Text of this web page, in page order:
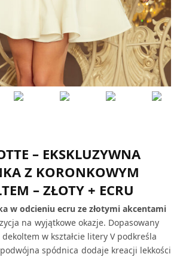
– EKSKLUZYWNA
Z KORONKOWYM
– ZŁOTY + ECRU
w odcieniu ecru ze złotymi akcentami
na wyjątkowe okazje. Dopasowany
w kształcie litery V podkreśla
spódnica dodaje kreacji lekkości